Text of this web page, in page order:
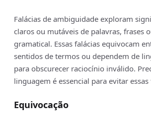
Falácias de ambiguidade exploram
claros ou mutáveis de palavras, frases
gramatical. Essas falácias equivocam
sentidos de termos ou dependem de
para obscurecer raciocínio inválido.
linguagem é essencial para evitar essas
Equivocação